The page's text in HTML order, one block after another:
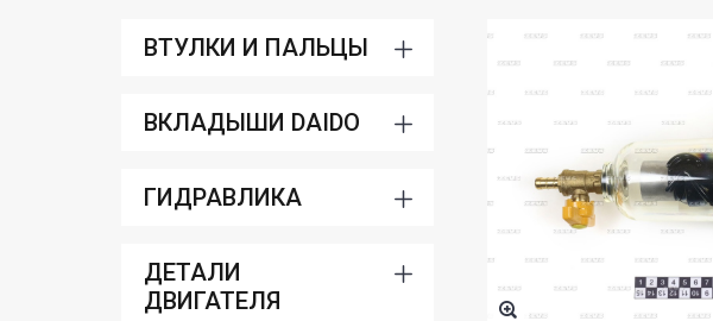
ВТУЛКИ И ПАЛЬЦЫ
ВКЛАДЫШИ DAIDO
ГИДРАВЛИКА
ДЕТАЛИ
ДВИГАТЕЛЯ